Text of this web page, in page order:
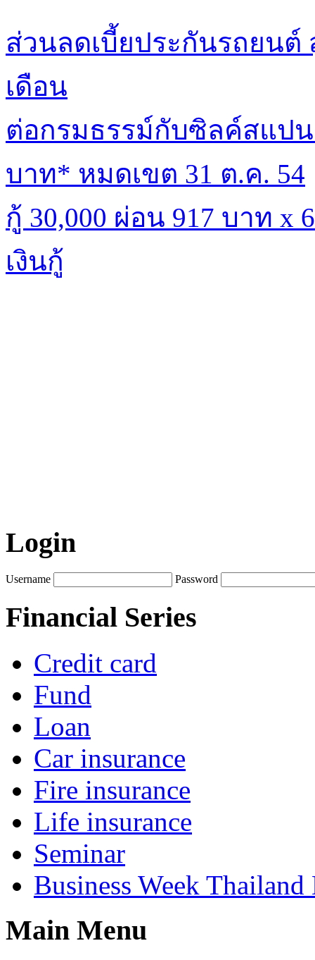
ส่วนลดเบี้ยประกันรถยนต์
เดือน
ต่อกรมธรรม์กับซิลค์สแป
บาท* หมดเขต 31 ต.ค. 54
กู้ 30,000 ผ่อน 917 บาท x
เงินกู้
Login
Username Password
Financial Series
Credit card
Fund
Loan
Car insurance
Fire insurance
Life insurance
Seminar
Business Week Thailand
Main Menu